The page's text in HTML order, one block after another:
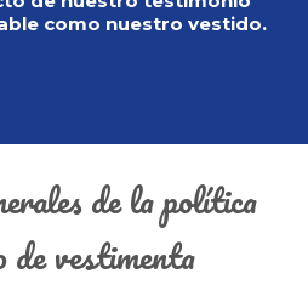
como nuestro vestido.
de la política
de vestimenta